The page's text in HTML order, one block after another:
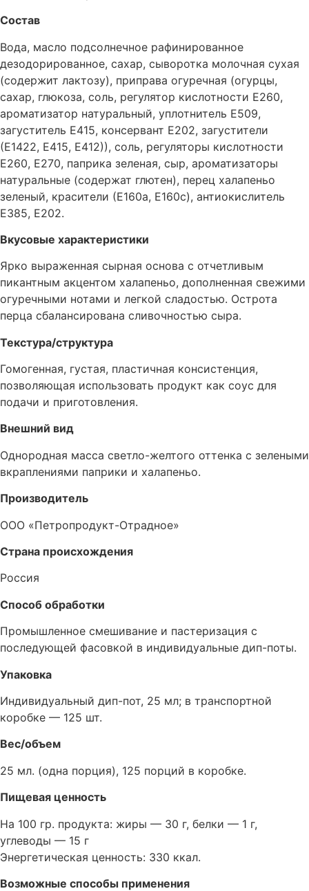
Состав
Вода, масло подсолнечное рафинированное
дезодорированное, сахар, сыворотка молочная сухая
(содержит лактозу), приправа огуречная (огурцы,
сахар, глюкоза, соль, регулятор кислотности Е260,
ароматизатор натуральный, уплотнитель Е509,
загуститель Е415, консервант Е202, загустители
(Е1422, Е415, Е412)), соль, регуляторы кислотности
Е260, Е270, паприка зеленая, сыр, ароматизаторы
натуральные (содержат глютен), перец халапеньо
зеленый, красители (Е160а, Е160с), антиокислитель
Е385, Е202.
Вкусовые характеристики
Ярко выраженная сырная основа с отчетливым
пикантным акцентом халапеньо, дополненная свежими
огуречными нотами и легкой сладостью. Острота
перца сбалансирована сливочностью сыра.
Текстура/структура
Гомогенная, густая, пластичная консистенция,
позволяющая использовать продукт как соус для
подачи и приготовления.
Внешний вид
Однородная масса светло-желтого оттенка с зелеными
вкраплениями паприки и халапеньо.
Производитель
ООО «Петропродукт-Отрадное»
Страна происхождения
Россия
Способ обработки
Промышленное смешивание и пастеризация с
последующей фасовкой в индивидуальные дип-поты.
Упаковка
Индивидуальный дип-пот, 25 мл; в транспортной
коробке — 125 шт.
Вес/объем
25 мл. (одна порция), 125 порций в коробке.
Пищевая ценность
На 100 гр. продукта: жиры — 30 г, белки — 1 г,
углеводы — 15 г
Энергетическая ценность: 330 ккал.
Возможные способы применения